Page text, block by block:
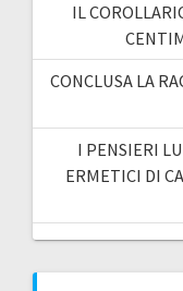
IL
CONCLUSA LA
I PENSIERI
ERMETICI DI